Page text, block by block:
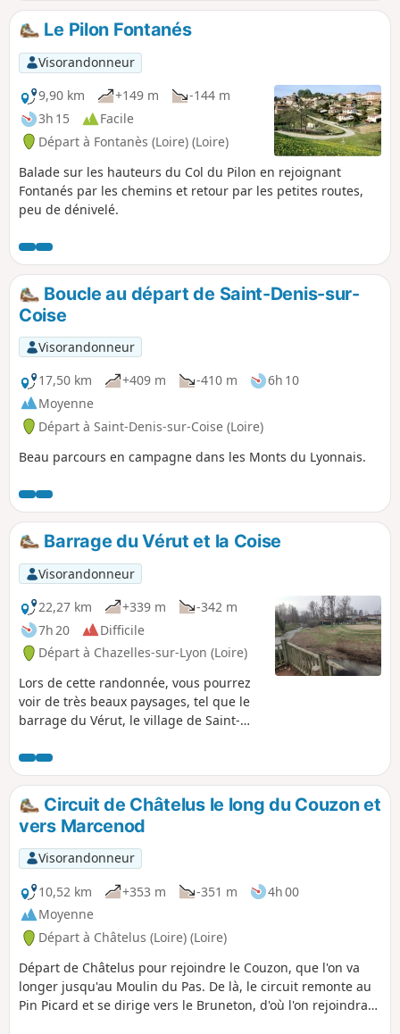
Le Pilon Fontanés
Visorandonneur
9,90 km
+149 m
-144 m
3h 15
Facile
Départ à Fontanès (Loire) (Loire)
Balade sur les hauteurs du Col du Pilon en rejoignant
Fontanés par les chemins et retour par les petites routes,
peu de dénivelé.
Boucle au départ de Saint-Denis-sur-
Coise
Visorandonneur
17,50 km
+409 m -410 m
6h 10
Moyenne
Départ à Saint-Denis-sur-Coise (Loire)
Beau parcours en campagne dans les Monts du Lyonnais.
Barrage du Vérut et la Coise
Visorandonneur
22,27 km
+339 m
-342 m
7h 20
Difficile
Départ à Chazelles-sur-Lyon (Loire)
Lors de cette randonnée, vous pourrez
voir de très beaux paysages, tel que le
barrage du Vérut, le village de Saint-
Coise.
Circuit de Châtelus le long du Couzon et
vers Marcenod
Visorandonneur
10,52 km
+353 m -351 m
4h 00
Moyenne
Départ à Châtelus (Loire) (Loire)
Départ de Châtelus pour rejoindre le Couzon, que l'on va
longer jusqu'au Moulin du Pas. De là, le circuit remonte au
Pin Picard et se dirige vers le Bruneton, d'où l'on rejoindra